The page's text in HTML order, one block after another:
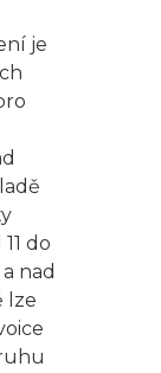
je
do
nad
lze